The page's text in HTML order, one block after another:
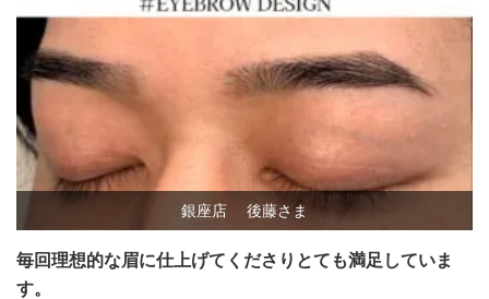
銀座店 後藤さま
毎回理想的な眉に仕上げてくださりとても満足していま
す。